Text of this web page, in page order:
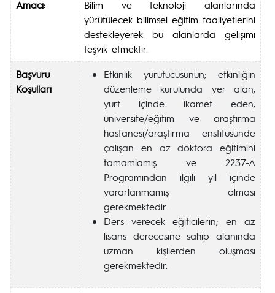
Amacı:
Bilim ve teknoloji alanlarında
yürütülecek bilimsel eğitim faaliyetlerini
destekleyerek bu alanlarda gelişimi
teşvik etmektir.
Başvuru
Koşulları
Etkinlik yürütücüsünün; etkinliğin
düzenleme kurulunda yer alan,
yurt içinde ikamet eden,
üniversite/eğitim ve araştırma
hastanesi/araştırma enstitüsünde
çalışan en az doktora eğitimini
tamamlamış ve 2237-A
Programından ilgili yıl içinde
yararlanmamış olması
gerekmektedir.
Ders verecek eğiticilerin; en az
lisans derecesine sahip alanında
uzman kişilerden oluşması
gerekmektedir.